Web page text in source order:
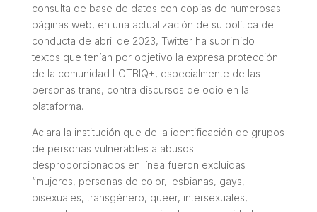
consulta de base de datos con copias de numerosas
páginas web, en una actualización de su política de
conducta de abril de 2023, Twitter ha suprimido
textos que tenían por objetivo la expresa protección
de la comunidad LGTBIQ+, especialmente de las
personas trans, contra discursos de odio en la
plataforma.
Aclara la institución que de la identificación de grupos
de personas vulnerables a abusos
desproporcionados en línea fueron excluidas
“mujeres, personas de color, lesbianas, gays,
bisexuales, transgénero, queer, intersexuales,